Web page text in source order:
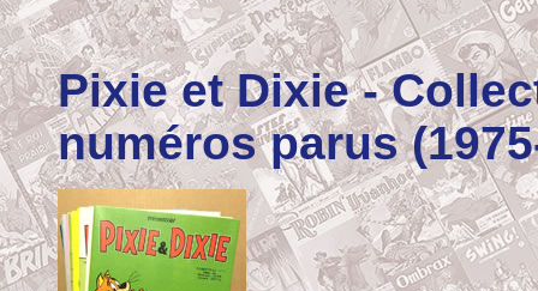
Pixie et Dixie-
numéros parus